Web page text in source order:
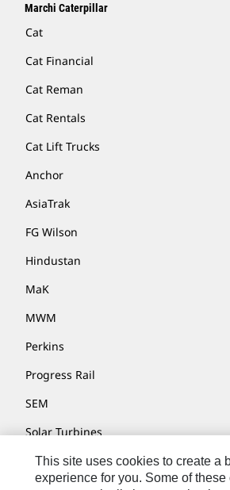
Marchi Caterpillar
Cat
Cat Financial
Cat Reman
Cat Rentals
Cat Lift Trucks
Anchor
AsiaTrak
FG Wilson
Hindustan
MaK
MWM
Perkins
Progress Rail
SEM
Solar Turbines
SPM Oil & Gas
This site uses cookies to create a
experience for you. Some of